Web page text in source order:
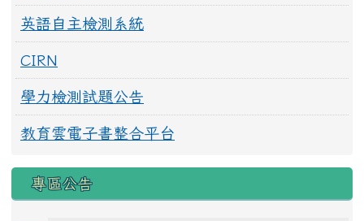
英語自主檢測系統
CIRN
學力檢測試題公告
教育雲電子書整合平台
專區公告